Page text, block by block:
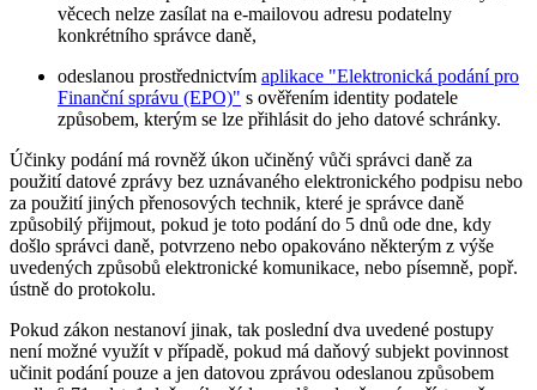
věcech nelze zasílat na e-mailovou adresu podatelny
konkrétního správce daně,
odeslanou prostřednictvím aplikace "Elektronická podání pro
Finanční správu (EPO)" s ověřením identity podatele
způsobem, kterým se lze přihlásit do jeho datové schránky.
Účinky podání má rovněž úkon učiněný vůči správci daně za
použití datové zprávy bez uznávaného elektronického podpisu nebo
za použití jiných přenosových technik, které je správce daně
způsobilý přijmout, pokud je toto podání do 5 dnů ode dne, kdy
došlo správci daně, potvrzeno nebo opakováno některým z výše
uvedených způsobů elektronické komunikace, nebo písemně, popř.
ústně do protokolu.
Pokud zákon nestanoví jinak, tak poslední dva uvedené postupy
není možné využít v případě, pokud má daňový subjekt povinnost
učinit podání pouze a jen datovou zprávou odeslanou způsobem